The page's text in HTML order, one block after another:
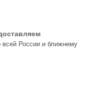
всей России и ближнему